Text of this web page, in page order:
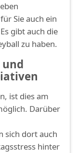
Sie auch ein
gibt auch die
zu haben.
und
ist dies am
Darüber
sich dort auch
hinter